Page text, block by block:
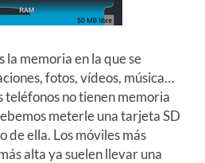
la memoria en la que se
fotos, vídeos, música…
teléfonos no tienen memoria
meterle una tarjeta SD
de ella. Los móviles más
alta ya suelen llevar una